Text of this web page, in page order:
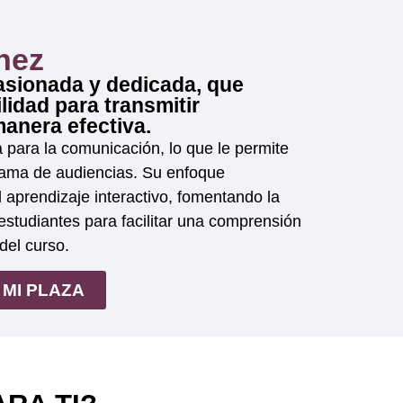
y dedicada, que
para transmitir
efectiva.
la comunicación, lo que le permite
de audiencias. Su enfoque
interactivo, fomentando la
para facilitar una comprensión
curso.
PLAZA